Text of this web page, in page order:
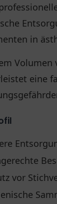
in
Volumen
eine
vor